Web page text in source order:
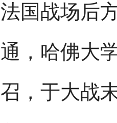
法国战场后
通，哈佛大
召，于大战